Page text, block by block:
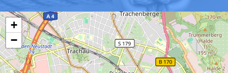
+
−
Leaflet | ©OpenStreetMap